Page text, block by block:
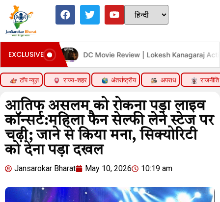
EXCLUSIVEDC Movie Review | Lokesh Kanagaraj Acting
टॉप न्यूज़ राज्य-शहर अंतर्राष्ट्रीय अपराध राजनीति
आतिफ असलम को रोकना पड़ा लाइव
कॉन्सर्ट:महिला फैन सेल्फी लेने स्टेज पर
चढ़ी; जाने से किया मना, सिक्योरिटी
को देना पड़ा दखल
Jansarokar Bharat May 10, 2026 10:19 am